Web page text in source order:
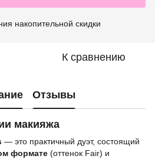
накопительной скидки
К сравнению
Отзывы
макияжа
— это практичный дуэт, состоящий
формате (оттенок Fair) и